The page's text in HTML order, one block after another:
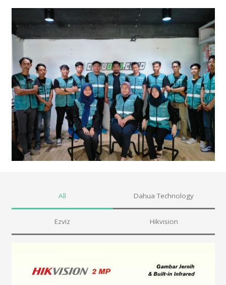
All Dahua Technology
Ezviz Hikvision